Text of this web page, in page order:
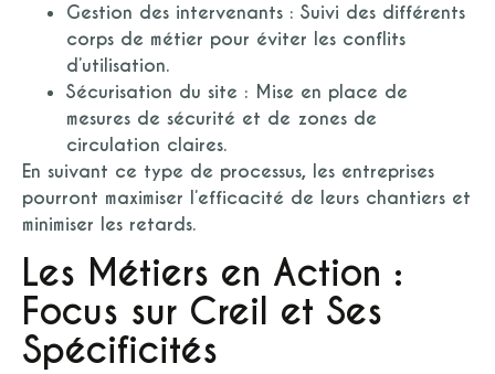
Gestion des intervenants : Suivi des différents
corps de métier pour éviter les conflits
d’utilisation.
Sécurisation du site : Mise en place de
mesures de sécurité et de zones de
circulation claires.
En suivant ce type de processus, les entreprises
pourront maximiser l’efficacité de leurs chantiers et
minimiser les retards.
Les Métiers en Action :
Focus sur Creil et Ses
Spécificités